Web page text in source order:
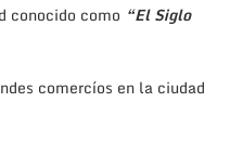
conocido como “El Siglo
comercíos en la ciudad